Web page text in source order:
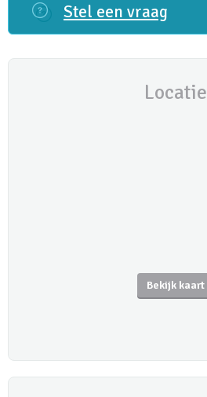
Stel een vraag
Locatie
Bekijk kaart